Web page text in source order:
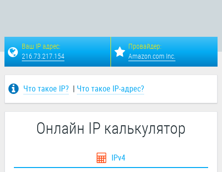
Ваш IP адрес:
216.73.217.154
Провайдер:
Amazon.com Inc.
Что такое IP? | Что такое IP-адрес?
Онлайн IP калькулятор
IPv4